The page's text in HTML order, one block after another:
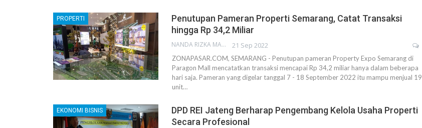
PROPERTI
Penutupan Pameran Properti Semarang, Catat Transaksi
hingga Rp 34,2 Miliar
NANDA RIZKA MAHENDRA 21 Sep 2022
ZONAPASAR.COM, SEMARANG - Penutupan pameran Property Expo Semarang di
Paragon Mall mencatatkan transaksi mencapai Rp 34,2 miliar hanya dalam beberapa
hari saja. Pameran yang digelar tanggal 7 - 18 September 2022 itu mampu menjual 19
unit…
EKONOMI BISNIS
DPD REI Jateng Berharap Pengembang Kelola Usaha Properti
Secara Profesional